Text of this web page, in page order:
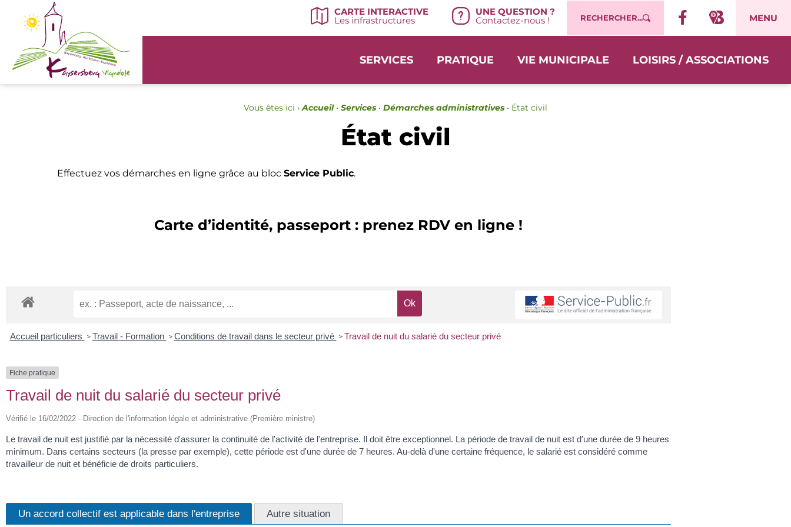
CARTE INTERACTIVE
Les infrastructures
UNE QUESTION ?
Contactez-nous ! RECHERCHER... MENU
SERVICES PRATIQUE VIE MUNICIPALE LOISIRS / ASSOCIATIONS
Vous êtes ici › Accueil• Services • Démarches administratives • État civil
État civil
Effectuez vos démarches en ligne grâce au bloc Service Public.
Carte d’identité, passeport : prenez RDV en ligne !
Accueil particuliers > Travail - Formation > Conditions de travail dans le secteur privé > Travail de nuit du salarié du secteur privé
Fiche pratique
Travail de nuit du salarié du secteur privé
Vérifié le 16/02/2022 - Direction de l'information légale et administrative (Première ministre)
Le travail de nuit est justifié par la nécessité d'assurer la continuité de l'activité de l'entreprise. Il doit être exceptionnel. La période de travail de nuit est d'une durée de 9 heures
minimum. Dans certains secteurs (la presse par exemple), cette période est d'une durée de 7 heures. Au-delà d'une certaine fréquence, le salarié est considéré comme
travailleur de nuit et bénéficie de droits particuliers.
Un accord collectif est applicable dans l'entreprise Autre situation
Panneau de gestion des cookies